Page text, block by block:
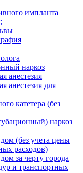
импланта
наркоз
анестезия
анестезия для
катетера (без
наркоз
(без учета цены
расходов)
за черту города
и транспортных